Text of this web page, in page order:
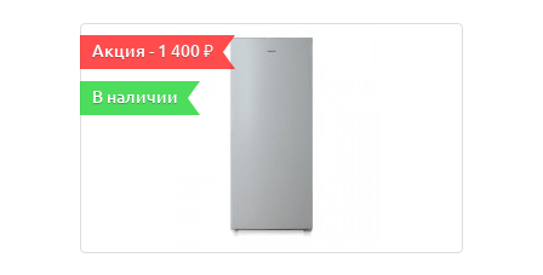
Акция - 1 400 ₽
В наличии